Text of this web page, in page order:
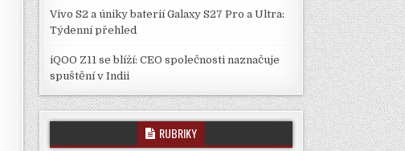
Vivo S2 a úniky baterií Galaxy S27 Pro a Ultra:
Týdenní přehled
iQOO Z11 se blíží: CEO společnosti naznačuje
spuštění v Indii
RUBRIKY